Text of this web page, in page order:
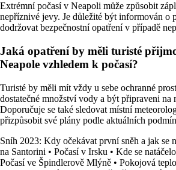
Extrémní počasí v Neapoli může způsobit
nepříznivé jevy. Je důležité být informován o
dodržovat bezpečnostní opatření v případě
Jaká opatření by měli turisté
Neapole vzhledem k počasí?
Turisté by měli mít vždy u sebe ochranné
dostatečné množství vody a být připraveni na
Doporučuje se také sledovat místní
přizpůsobit své plány podle aktuálních
Sníh 2023: Kdy očekávat první sněh a jak se
na Santorini • Počasí v Irsku • Kde se
Počasí ve Špindlerově Mlýně • Pokojová